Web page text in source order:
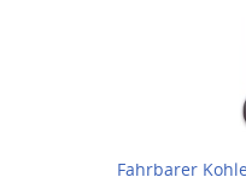
Fahrbarer